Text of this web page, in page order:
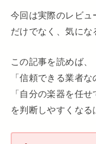
今回は実際のレビュ
だけでなく、気にな
この記事を読めば、
「信頼できる業者な
「自分の楽器を任せ
を判断しやすくなる